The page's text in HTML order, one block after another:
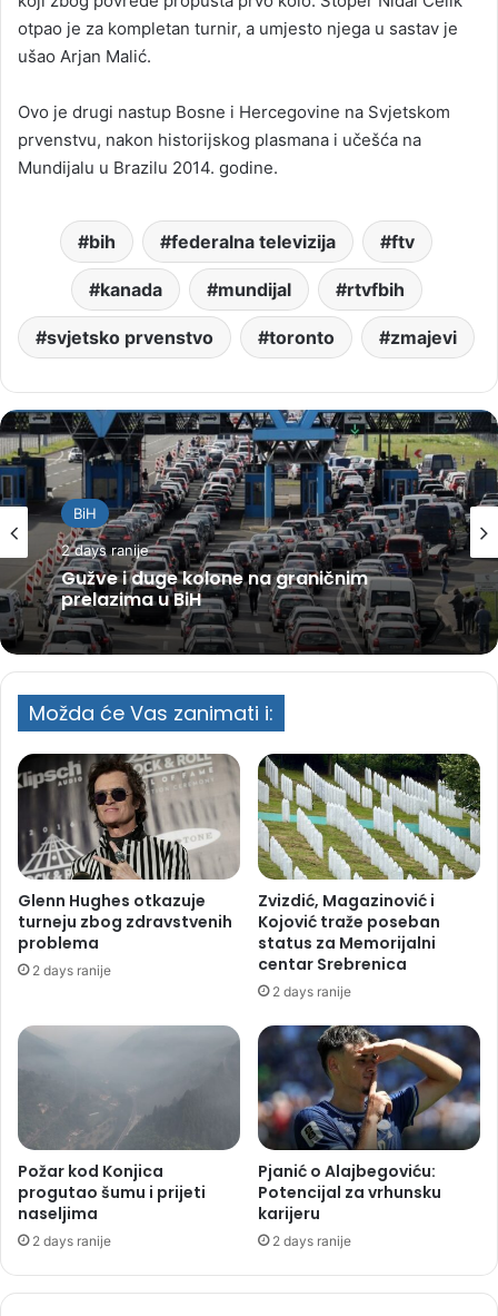
otpao je za kompletan turnir, a umjesto njega u sastav je
ušao Arjan Malić.
Ovo je drugi nastup Bosne i Hercegovine na Svjetskom
prvenstvu, nakon historijskog plasmana i učešća na
Mundijalu u Brazilu 2014. godine.
bih federalna televizija ftv
kanada mundijal rtvfbih
svjetsko prvenstvo toronto zmajevi
BiH
2 days ranije
Gužve i duge kolone na graničnim
prelazima u BiH
Možda će Vas zanimati i:
Glenn Hughes otkazuje
turneju zbog zdravstvenih
problema
2 days ranije
Zvizdić, Magazinović i
Kojović traže poseban
status za Memorijalni
centar Srebrenica
2 days ranije
Požar kod Konjica
progutao šumu i prijeti
naseljima
2 days ranije
Pjanić o Alajbegoviću:
Potencijal za vrhunsku
karijeru
2 days ranije